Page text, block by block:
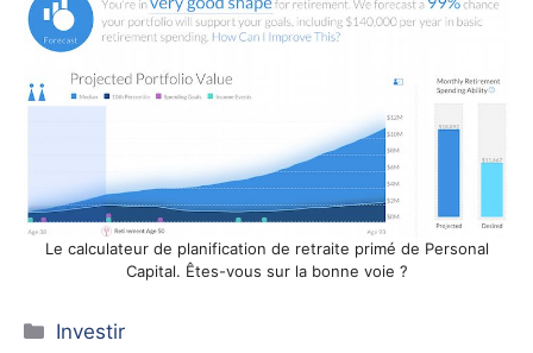
Le calculateur de planification de retraite primé de Personal
Capital. Êtes-vous sur la bonne voie ?
Catégories
Investir